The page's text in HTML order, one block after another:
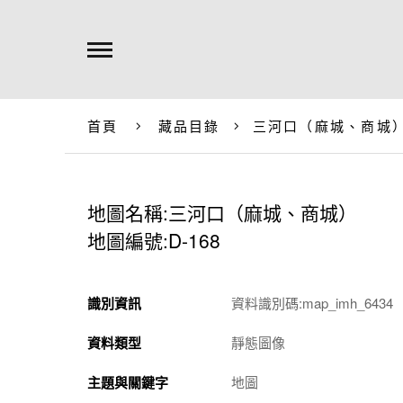
首頁 藏品目錄 三河口（麻城、商城
地圖名稱:三河口（麻城、商城）
地圖編號:D-168
識別資訊 資料識別碼:map_imh_6434
資料類型 靜態圖像
主題與關鍵字 地圖